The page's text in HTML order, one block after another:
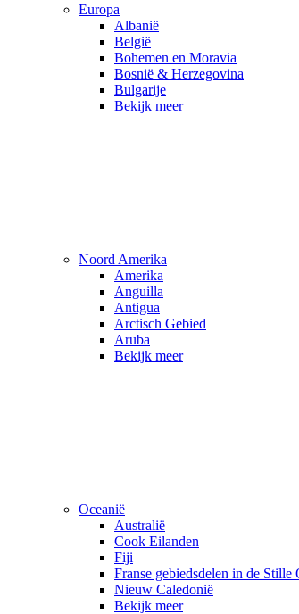
Europa
Albanië
België
Bohemen en Moravia
Bosnië & Herzegovina
Bulgarije
Bekijk meer
Noord Amerika
Amerika
Anguilla
Antigua
Arctisch Gebied
Aruba
Bekijk meer
Oceanië
Australië
Cook Eilanden
Fiji
Franse gebiedsdelen in de Stille
Nieuw Caledonië
Bekijk meer